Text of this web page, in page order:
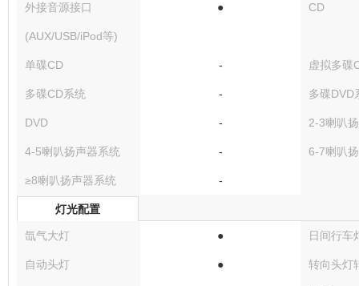
外接音源接口
(AUX/USB/iPod等)
● CD
单碟CD - 虚拟多碟
多碟CD系统 - 多碟DVD
DVD - 2-3喇叭
4-5喇叭扬声器系统 - 6-7喇叭
≥8喇叭扬声器系统 -
灯光配置
氙气大灯 ● 日间行车
自动头灯 ● 转向头灯